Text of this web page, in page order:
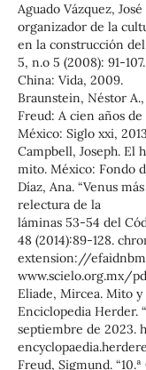
Aguado Vázquez,
organizador de la
en la construcción del
5, n.o 5 (2008): 91-
China: Vida, 2009.
Braunstein, Néstor
Freud: A cien años de
México: Siglo xxi,
Campbell, Joseph. El
mito. México: Fondo
Díaz, Ana. “Venus
relectura de la
láminas 53-54 del
48 (2014):89-128.
extension://
www.scielo.org.mx/
Eliade, Mircea. Mito y
Enciclopedia Herder.
septiembre de 2023.
Freud, Sigmund.